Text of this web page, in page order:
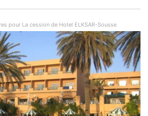
pour La cession de Hotel ELKSAR-Sousse